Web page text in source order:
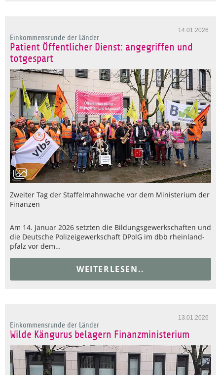
14.01.2026
Einkommensrunde der Länder
Patient Öffentlicher Dienst: angegriffen und
totgespart
Zweiter Tag der Staffelmahnwache vor dem Ministerium der
Finanzen
Am 14. Januar 2026 setzten die Bildungsgewerkschaften und
die Deutsche Polizeigewerkschaft DPolG im dbb rheinland-
pfalz vor dem…
WEITERLESEN..
13.01.2026
Einkommensrunde der Länder
Wilde Kängurus belagern Finanzministerium